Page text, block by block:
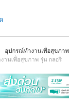
อุปกรณ์ทำงานเพื่อสุขภาพ
งานเพื่อสุขภาพ รุ่น กลอรี่